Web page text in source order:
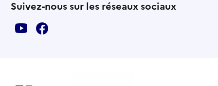
Suivez-nous sur les réseaux sociaux